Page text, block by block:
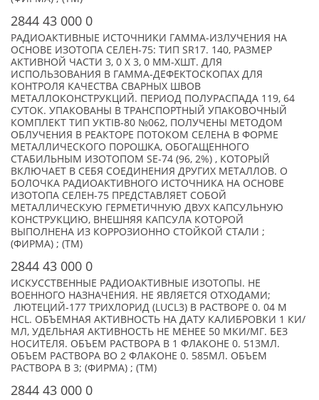
2844 43 000 0
РАДИОАКТИВНЫЕ ИСТОЧНИКИ ГАММА-ИЗЛУЧЕНИЯ НА
ОСНОВЕ ИЗОТОПА СЕЛЕН-75: ТИП SR17. 140, РАЗМЕР
АКТИВНОЙ ЧАСТИ 3, 0 Х 3, 0 ММ-XШТ. ДЛЯ
ИСПОЛЬЗОВАНИЯ В ГАММА-ДЕФЕКТОСКОПАХ ДЛЯ
КОНТРОЛЯ КАЧЕСТВА СВАРНЫХ ШВОВ
МЕТАЛЛОКОНСТРУКЦИЙ. ПЕРИОД ПОЛУРАСПАДА 119, 64
СУТОК. УПАКОВАНЫ В ТРАНСПОРТНЫЙ УПАКОВОЧНЫЙ
КОМПЛЕКТ ТИП УКТIВ-80 №062, ПОЛУЧЕНЫ МЕТОДОМ
ОБЛУЧЕНИЯ В РЕАКТОРЕ ПОТОКОМ СЕЛЕНА В ФОРМЕ
МЕТАЛЛИЧЕСКОГО ПОРОШКА, ОБОГАЩЕННОГО
СТАБИЛЬНЫМ ИЗОТОПОМ SE-74 (96, 2%) , КОТОРЫЙ
ВКЛЮЧАЕТ В СЕБЯ СОЕДИНЕНИЯ ДРУГИХ МЕТАЛЛОВ. О
БОЛОЧКА РАДИОАКТИВНОГО ИСТОЧНИКА НА ОСНОВЕ
ИЗОТОПА СЕЛЕН-75 ПРЕДСТАВЛЯЕТ СОБОЙ
МЕТАЛЛИЧЕСКУЮ ГЕРМЕТИЧНУЮ ДВУХ КАПСУЛЬНУЮ
КОНСТРУКЦИЮ, ВНЕШНЯЯ КАПСУЛА КОТОРОЙ
ВЫПОЛНЕНА ИЗ КОРРОЗИОННО СТОЙКОЙ СТАЛИ ;
(ФИРМА) ; (TM)
2844 43 000 0
ИСКУССТВЕННЫЕ РАДИОАКТИВНЫЕ ИЗОТОПЫ. НЕ
ВОЕННОГО НАЗНАЧЕНИЯ. НЕ ЯВЛЯЕТСЯ ОТХОДАМИ;
ЛЮТЕЦИЙ-177 ТРИХЛОРИД (LUCL3) В РАСТВОРЕ 0. 04 M
HCL. ОБЪЕМНАЯ АКТИВНОСТЬ НА ДАТУ КАЛИБРОВКИ 1 КИ/
МЛ, УДЕЛЬНАЯ АКТИВНОСТЬ НЕ МЕНЕЕ 50 МКИ/МГ. БЕЗ
НОСИТЕЛЯ. ОБЪЕМ РАСТВОРА В 1 ФЛАКОНЕ 0. 513МЛ.
ОБЪЕМ РАСТВОРА ВО 2 ФЛАКОНЕ 0. 585МЛ. ОБЪЕМ
РАСТВОРА В 3; (ФИРМА) ; (TM)
2844 43 000 0